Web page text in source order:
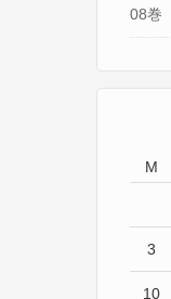
08巻
M
3
10